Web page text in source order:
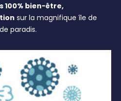
100% bien-être,
sur la magnifique île de
paradis.